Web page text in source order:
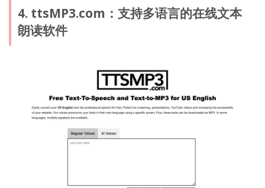
4. ttsMP3.com：支持多语言的在线文本
朗读软件